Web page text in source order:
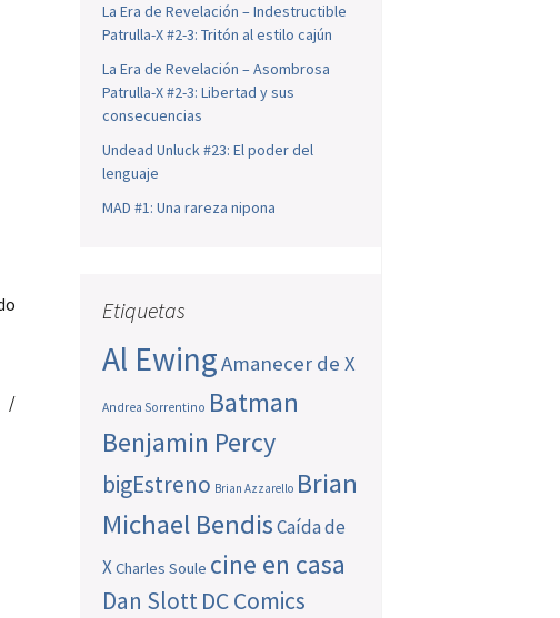
/
La Era de Revelación – Indestructible
Patrulla-X #2-3: Tritón al estilo cajún
La Era de Revelación – Asombrosa
Patrulla-X #2-3: Libertad y sus
consecuencias
Undead Unluck #23: El poder del
lenguaje
MAD #1: Una rareza nipona
Etiquetas
Al EwingAmanecer de X
Andrea Sorrentino Batman
Benjamin Percy
bigEstreno Brian Azzarello Brian
Michael BendisCaída de
XCharles Soule cine en casa
Dan SlottDC Comics